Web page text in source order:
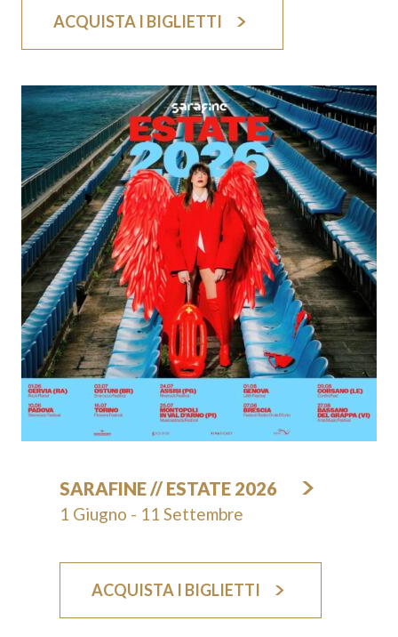
ACQUISTA I BIGLIETTI
SARAFINE // ESTATE 2026
1 Giugno - 11 Settembre
ACQUISTA I BIGLIETTI